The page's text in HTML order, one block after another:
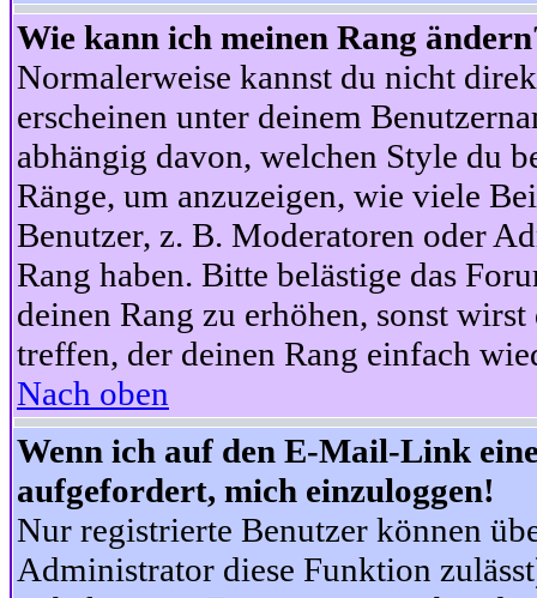
Wie kann ich meinen Rang
Normalerweise kannst du nicht
erscheinen unter deinem
abhängig davon, welchen Style du
Ränge, um anzuzeigen, wie viele
Benutzer, z. B. Moderatoren oder
Rang haben. Bitte belästige das
deinen Rang zu erhöhen, sonst
treffen, der deinen Rang einfach
Nach oben
Wenn ich auf den E-Mail-Link
aufgefordert, mich einzuloggen!
Nur registrierte Benutzer können
Administrator diese Funktion